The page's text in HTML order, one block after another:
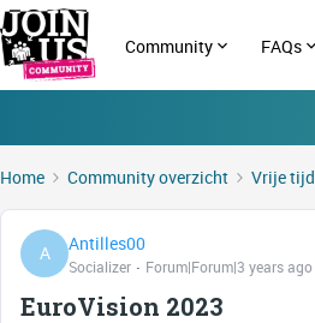
Community FAQs
Home Community overzicht Vrije tijd
A Antilles00
Socializer Forum|Forum|3 years ago
EuroVision 2023